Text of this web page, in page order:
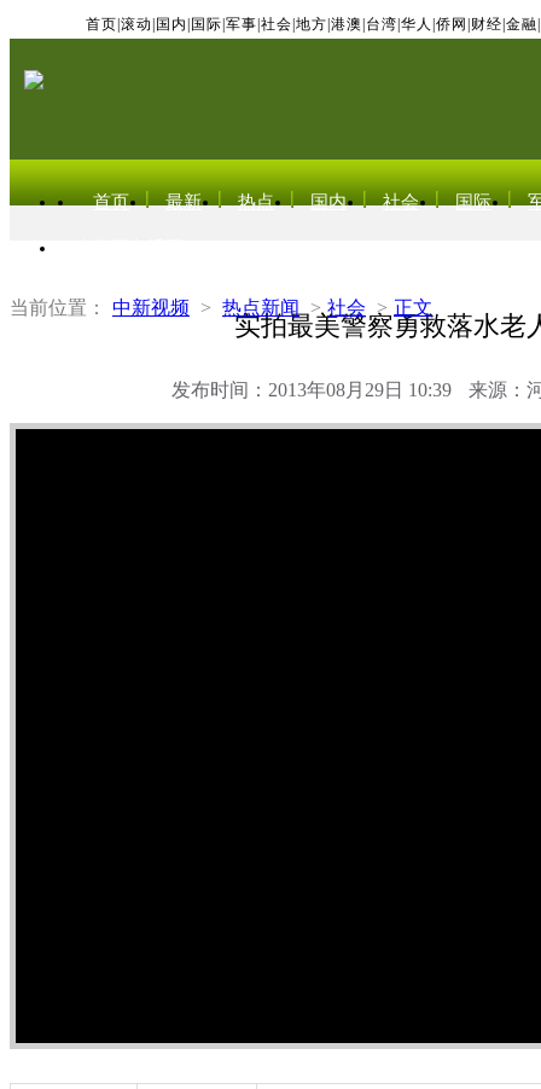
首页 滚动 国内 国际 军事 社会 地方 港澳 台湾 华人 侨网 财经 金融
首页 最新 热点 国内 社会 国际
当前位置： 中新视频 > 热点新闻 > 社会 > 正文
实拍最美警察勇救落水老
发布时间：2013年08月29日 10:39 来源：